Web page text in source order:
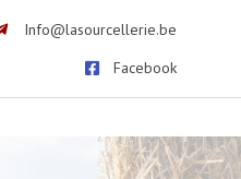
Info@lasourcellerie.be
Facebook